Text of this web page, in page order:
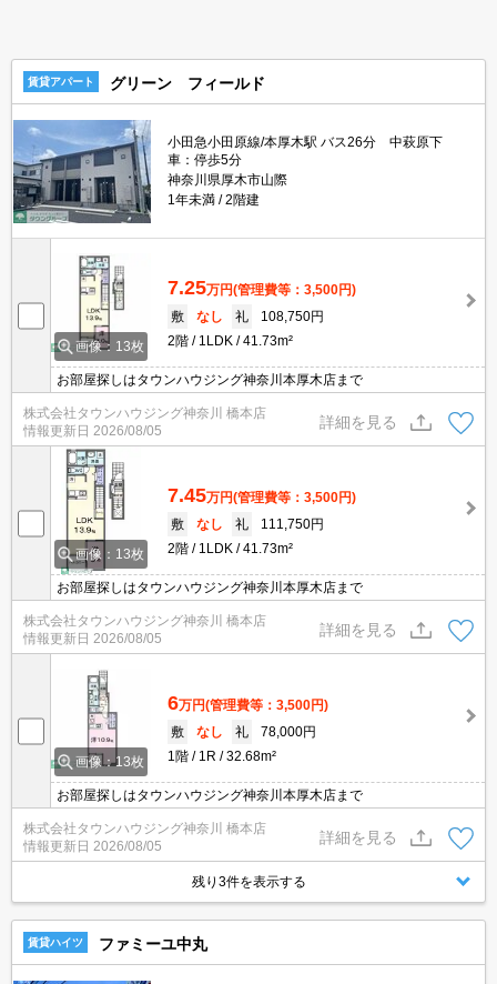
賃貸アパート グリーン フィールド
小田急小田原線/本厚木駅 バス26分 中萩原下
車：停歩5分
神奈川県厚木市山際
1年未満
2階建
画像：13枚
7.25万円(管理費等：3,500円)
敷
なし 礼
108,750円
2階
1LDK 41.73m²
お部屋探しはタウンハウジング神奈川本厚木店まで
株式会社タウンハウジング神奈川 橋本店
情報更新日 2026/08/05
詳細を見る
画像：13枚
7.45万円(管理費等：3,500円)
敷
なし 礼
111,750円
2階
1LDK 41.73m²
お部屋探しはタウンハウジング神奈川本厚木店まで
株式会社タウンハウジング神奈川 橋本店
情報更新日 2026/08/05
詳細を見る
画像：13枚
6万円(管理費等：3,500円)
敷
なし 礼
78,000円
1階
1R 32.68m²
お部屋探しはタウンハウジング神奈川本厚木店まで
株式会社タウンハウジング神奈川 橋本店
情報更新日 2026/08/05
詳細を見る
残り3件を表示する
賃貸ハイツ ファミーユ中丸